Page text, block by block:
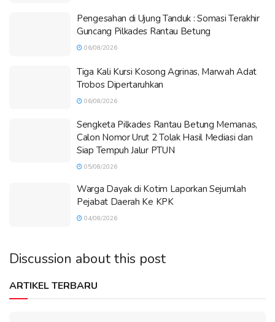
Pengesahan di Ujung Tanduk : Somasi Terakhir
Guncang Pilkades Rantau Betung
06/08/2026
Tiga Kali Kursi Kosong Agrinas, Marwah Adat
Trobos Dipertaruhkan
06/08/2026
Sengketa Pilkades Rantau Betung Memanas,
Calon Nomor Urut 2 Tolak Hasil Mediasi dan
Siap Tempuh Jalur PTUN
05/08/2026
Warga Dayak di Kotim Laporkan Sejumlah
Pejabat Daerah Ke KPK
04/08/2026
Discussion about this post
ARTIKEL TERBARU